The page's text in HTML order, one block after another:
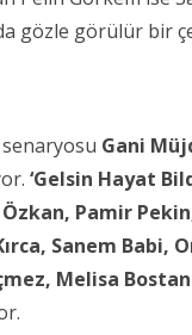
gözle görülür bir
senaryosu Gani
‘Gelsin Hayat
Pamir
Sanem Babi,
Melisa